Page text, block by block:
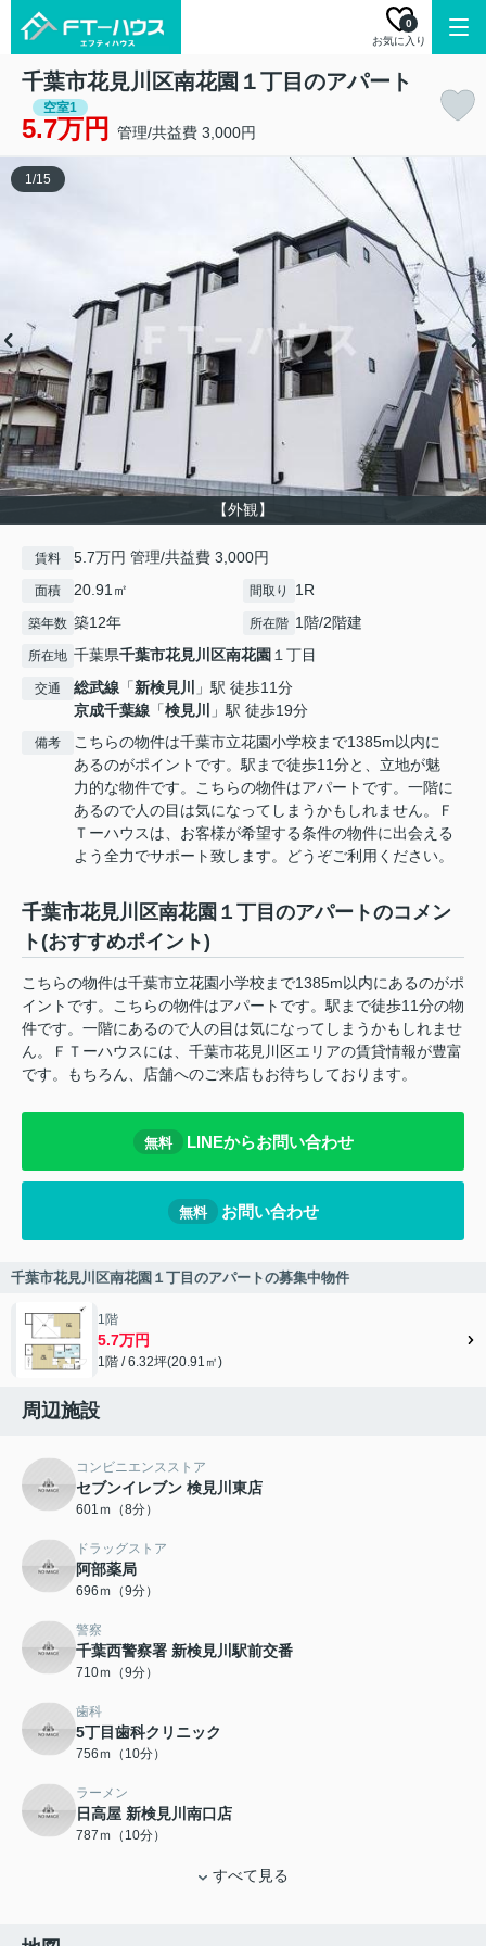
お気に入り
0
千葉市花見川区南花園１丁目のアパート
空室1
5.7万円 管理/共益費 3,000円
【外観】
1/15
賃料 5.7万円 管理/共益費 3,000円
面積 20.91㎡ 間取り 1R
築年数 築12年 所在階 1階/2階建
所在地 千葉県千葉市花見川区南花園 １丁目
交通 総武線 「新検見川
」駅 徒歩11分
京成千葉線 「検見川 」駅 徒歩19分
備考
こちらの物件は千葉市立花園小学校まで1385m以内に
あるのがポイントです。駅まで徒歩11分と、立地が魅
力的な物件です。こちらの物件はアパートです。一階に
あるので人の目は気になってしまうかもしれません。Ｆ
Ｔーハウスは、お客様が希望する条件の物件に出会える
よう全力でサポート致します。どうぞご利用ください。
千葉市花見川区南花園１丁目のアパートのコメン
ト(おすすめポイント)
こちらの物件は千葉市立花園小学校まで1385m以内にあるのがポ
イントです。こちらの物件はアパートです。駅まで徒歩11分の物
件です。一階にあるので人の目は気になってしまうかもしれませ
ん。ＦＴーハウスには、千葉市花見川区エリアの賃貸情報が豊富
です。もちろん、店舗へのご来店もお待ちしております。
無料 LINEからお問い合わせ
無料 お問い合わせ
千葉市花見川区南花園１丁目のアパートの募集中物件
1階
5.7万円
1階 / 6.32坪(20.91㎡)
周辺施設
コンビニエンスストア
セブンイレブン 検見川東店
601ｍ（8分）
ドラッグストア
阿部薬局
696ｍ（9分）
警察
千葉西警察署 新検見川駅前交番
710ｍ（9分）
歯科
5丁目歯科クリニック
756ｍ（10分）
ラーメン
日高屋 新検見川南口店
787ｍ（10分）
すべて見る